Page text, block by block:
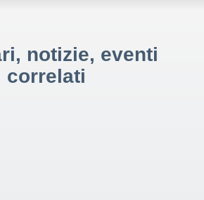
notizie, eventi
correlati